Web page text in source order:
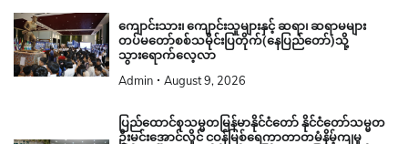
အမျိုးသားစည်းလုံးညီညွတ်ရေးနှင့်ငြိမ်းချမ်းရေးဖော်
ပါတီ(SSPP)တို့ တွေ့ဆုံဆွေးနွေး